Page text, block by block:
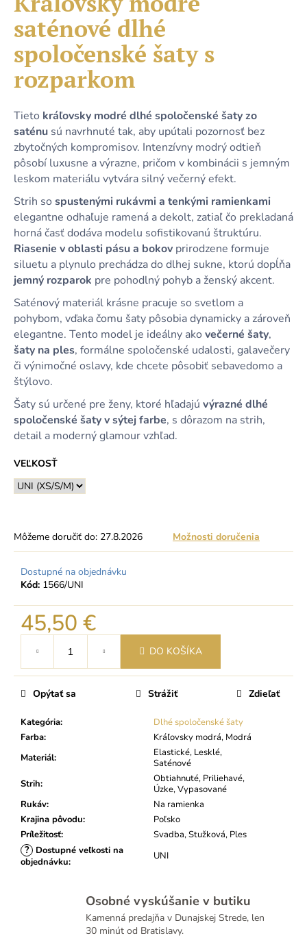
je
z
hviezdičiek.
saténové dlhé
spoločenské šaty s
rozparkom
Tieto kráľovsky modré dlhé spoločenské šaty zo
saténu sú navrhnuté tak, aby upútali pozornosť bez
zbytočných kompromisov. Intenzívny modrý odtieň
pôsobí luxusne a výrazne, pričom v kombinácii s jemným
leskom materiálu vytvára silný večerný efekt.
Strih so spustenými rukávmi a tenkými ramienkami
elegantne odhaľuje ramená a dekolt, zatiaľ čo prekladaná
horná časť dodáva modelu sofistikovanú štruktúru.
Riasenie v oblasti pásu a bokov prirodzene formuje
siluetu a plynulo prechádza do dlhej sukne, ktorú dopĺňa
jemný rozparok pre pohodlný pohyb a ženský akcent.
Saténový materiál krásne pracuje so svetlom a
pohybom, vďaka čomu šaty pôsobia dynamicky a zároveň
elegantne. Tento model je ideálny ako večerné šaty,
šaty na ples, formálne spoločenské udalosti, galavečery
či výnimočné oslavy, kde chcete pôsobiť sebavedomo a
štýlovo.
Šaty sú určené pre ženy, ktoré hľadajú výrazné dlhé
spoločenské šaty v sýtej farbe, s dôrazom na strih,
detail a moderný glamour vzhľad.
VEĽKOSŤ
Môžeme doručiť do: 27.8.2026 Možnosti doručenia
Dostupné na objednávku
Kód: 1566/UNI
45,50 €
cena:
DO KOŠÍKA
Kategória:
Dlhé spoločenské šaty
Farba:
Kráľovsky modrá, Modrá
Materiál:
Elastické, Lesklé,
Saténové
Strih:
Obtiahnuté, Priliehavé,
Úzke, Vypasované
Rukáv:
Na ramienka
Krajina pôvodu:
Poľsko
Príležitosť: Svadba, Stužková, Ples
?
Dostupné veľkosti na
objednávku: UNI
Opýtať sa Strážiť Zdieľať
Osobné vyskúšanie v butiku
Kamenná predajňa v Dunajskej Strede, len
30 minút od Bratislavy.
a
m
e
DLHÉ
MODRÉ
TRBLIETAVÉ
ŠATY
S
RIASENÍM
A
ROZPARKOM
49,90